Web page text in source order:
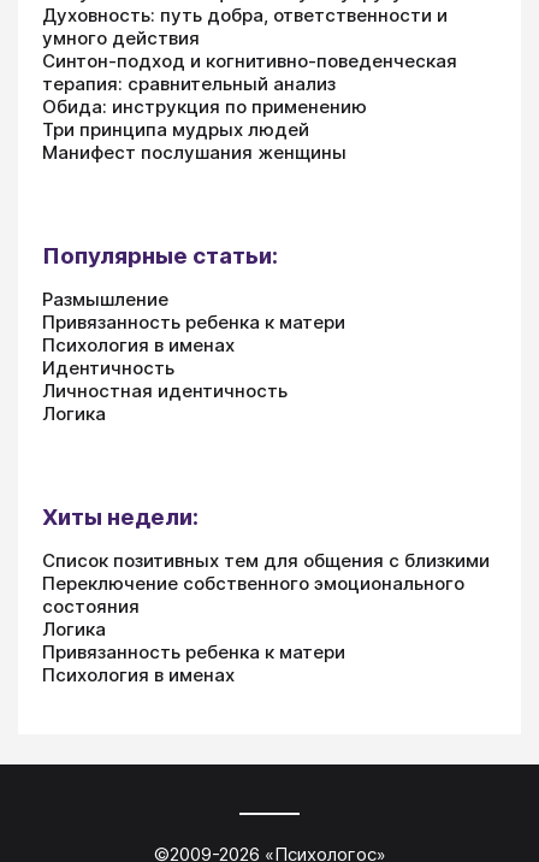
Духовность: путь добра, ответственности и
умного действия
Синтон-подход и когнитивно-поведенческая
терапия: сравнительный анализ
Обида: инструкция по применению
Три принципа мудрых людей
Манифест послушания женщины
Популярные статьи:
Размышление
Привязанность ребенка к матери
Психология в именах
Идентичность
Личностная идентичность
Логика
Хиты недели:
Список позитивных тем для общения с близкими
Переключение собственного эмоционального
состояния
Логика
Привязанность ребенка к матери
Психология в именах
©2009-2026 «Психологос»